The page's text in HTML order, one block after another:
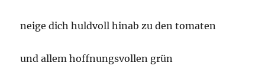
neige dich huldvoll hinab zu den tomaten
und allem hoffnungsvollen grün